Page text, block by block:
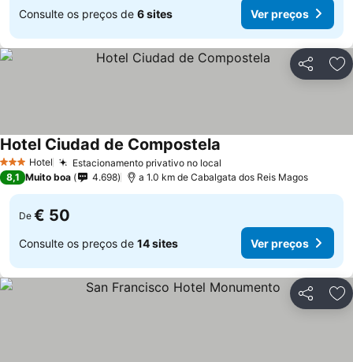
Consulte os preços de 6 sites Ver preços
Partilhar
3 EstrelasHotel Estacionamento privativo no local
Hotel Ciudad de Compostela
8,1 Muito boa 4.698 a 1.0 km de Cabalgata dos Reis Magos
De € 50
Consulte os preços de 14 sites Ver preços
Partilhar